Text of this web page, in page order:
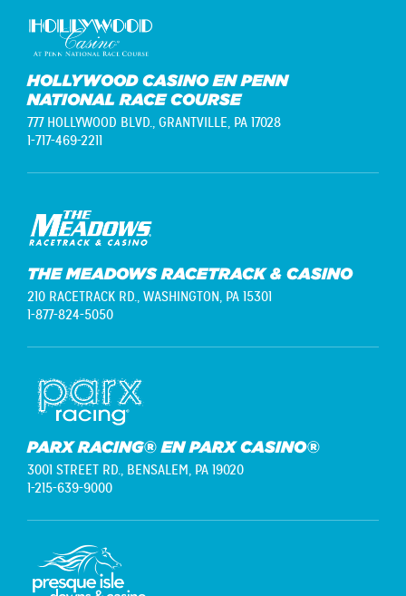
HOLLYWOOD CASINO EN PENN
NATIONAL RACE COURSE
777 HOLLYWOOD BLVD., GRANTVILLE, PA 17028
1-717-469-2211
THE MEADOWS RACETRACK & CASINO
210 RACETRACK RD., WASHINGTON, PA 15301
1-877-824-5050
PARX RACING® EN PARX CASINO®
3001 STREET RD., BENSALEM, PA 19020
1-215-639-9000